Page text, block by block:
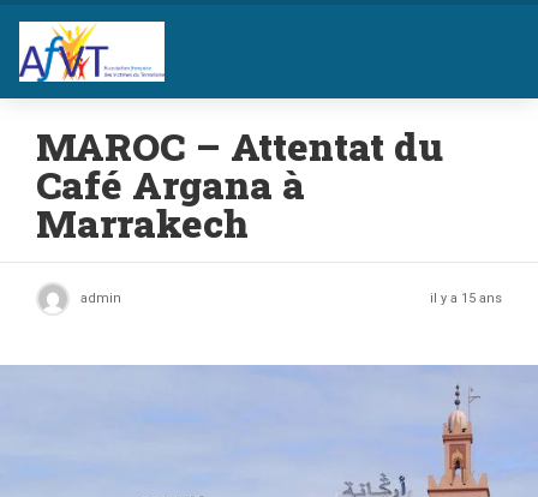
MAROC – Attentat du
Café Argana à
Marrakech
admin il y a 15 ans